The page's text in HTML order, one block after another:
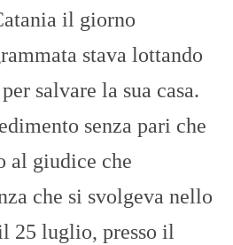
il giorno
stava lottando
salvare la sua casa.
senza pari che
al giudice che
che si svolgeva nello
25 luglio, presso il